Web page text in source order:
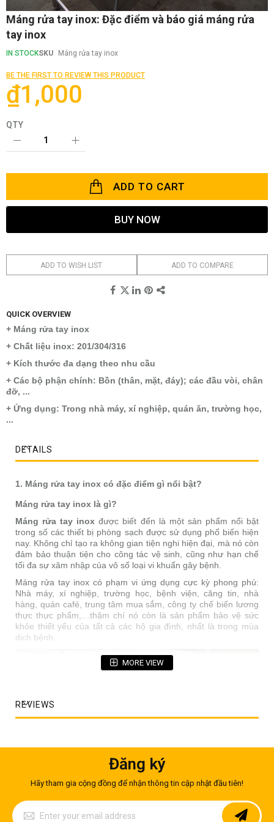
Skip
to
the
of
images
gallery
Máng rửa tay inox: Đặc điểm và báo giá máng rửa
tay inox
IN STOCKSKU Máng rửa tay inox
BE THE FIRST TO REVIEW THIS PRODUCT
₫1,000
QTY
ADD TO CART
BUY NOW
ADD TO WISH LIST ADD TO COMPARE
QUICK OVERVIEW
+ Máng rửa tay inox
+ Chất liệu inox: 201/304/316
+ Kích thước đa dạng theo nhu cầu
+ Các bộ phận chính: Bồn (thân, mặt, đáy); các đầu vòi, chân
đỡ, ...
+ Ứng dụng: Trong nhà máy, xí nghiệp, quán ăn, trường học,
...
DETAILS
1. Máng rửa tay inox có đặc điểm gì nổi bật?
Máng rửa tay inox là gì?
Máng rửa tay inox được biết đến là một sản phẩm nổi bật
trong số các thiết bị phòng sạch được sử dụng phổ biến hiện
nay. Không chỉ tạo ra không gian tiện nghi hiện đại, mà nó còn
đảm bảo thuận tiện cho công tác vệ sinh, cũng như hạn chế
tối đa sự xâm nhập của vô số loại vi khuẩn gây bệnh.
Máng rửa tay inox có phạm vi ứng dụng cực kỳ phong phú:
Nhà máy, xí nghiệp, trường học, bệnh viện, căng tin, nhà
hàng, quán café, trung tâm mua sắm, công ty chế biến lương
thực thực phẩm,…thậm chí nó còn là sản phẩm bảo vệ sức
khỏe thiết yếu của tất cả các hộ gia đình, nhất là trong mùa
dịch bệnh.
MORE VIEW
REVIEWS
Đăng ký
Hãy tham gia cộng đồng để nhận thông tin cập nhật đầu tiên!
Sign
Up